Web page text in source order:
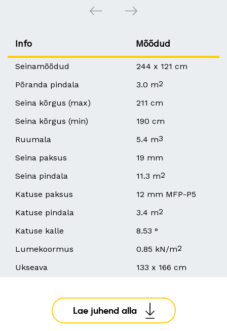
Info Mõõdud
Seinamõõdud
244 x 121 cm
Põranda pindala
3.0 m2
Seina kõrgus (max)
211 cm
Seina kõrgus (min)
190 cm
Ruumala
5.4 m3
Seina paksus
19 mm
Seina pindala
11.3 m2
Katuse paksus
12 mm MFP-P5
Katuse pindala
3.4 m2
Katuse kalle
8.53 °
Lumekoormus
0.85 kN/m2
Ukseava
133 x 166 cm
Lae juhend alla